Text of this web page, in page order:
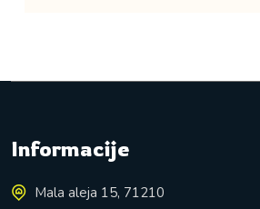
Informacije
Mala aleja 15, 71210